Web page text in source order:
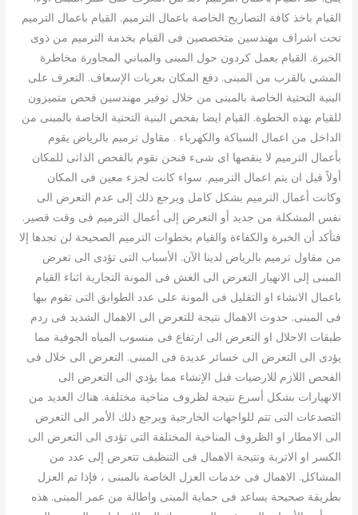
القيام باخذ كافة التصاريح الخاصة باعمال الترميم. القيام باعمال الترميم
تحت اشراف مهندسين متخصصين فى القيام بخدمة الترميم من ذوى
الخبرة. القيام بعمل كردون حول المبنى والمباني المجاورة مخاطرة
المشي بالقرب من المبنى. دفع المكان بعربات الإسعاف. التعرف على
البنية التحتية الخاصة بالمبنى من خلال توفير مهندسين فحص متميزون
للقيام بهذه الخطوة. القيام ايضا بفحص البنية التحتية الخاصة بالمبنى من
الداخل من اعمال السباكة والكهرباء . مقاول ترميم بالرياض يقوم
بأعمال الترميم لا ينقصها اى شىء فنحن نقوم بالفحص الذاتى للمكان
أولاً قبل ان يتم اعمال الترميم. سواء كانت لجزء معين فى المكان
وكانت أعمال الترميم بشكل كامل ويرجع ذلك إلى عدم التعرض الى
نفس المشكلة من جديد أو التعرض إلى أعمال الترميم فى وقت قصير.
فتأكد أن الخبرة والكفاءة والقيام بخطوات الترميم الصحيحة لن تجدها إلا
من مقاول ترميم بالرياض لدينا الآن. الأسباب التى تؤدى الى تعرض
المبنى إلى الانهيار التعرض الى الغش فى المونة التجارية اثناء القيام
باعمال الانشاء او التقليل فى المونة على عدد الطوابق التى تقوم بيها
فى المبنى. حدوث الاهمال نتيجة للتعرض الى الاهمال الشديد فى ردم
طبقات الاحلال او التعرض الى ارتفاع فى منسوب المياه الجوفية مما
يؤدى الى التعرض الى خسائر عديدة فى المبنى. التعرض الى خلال فى
الفحص اللازم للارضيات قبل الإنشاء مما يؤدي الى التعرض الى
الانهيارات بشكل أسرع نتيجة لظروف مناخية مختلفة. هناك العديد من
التصدعات التى تتم للواجهات الخارجية ويرجع ذلك الأمر الى التعرض
الى الامطار او الظروف المناخية المختلفة التى تؤدى الى التعرض الى
الكسر او الاتربة ونتيجة الاهمال فى التنظيف تتعرض إلى عدد من
المشاكل. الاهمال فى خدمات العزل الخاصة بالمبنى ، فإذا تم العزل
بطريقة صحيحة يساعد فى حماية المبنى واطالة من عمر المبنى. هذه